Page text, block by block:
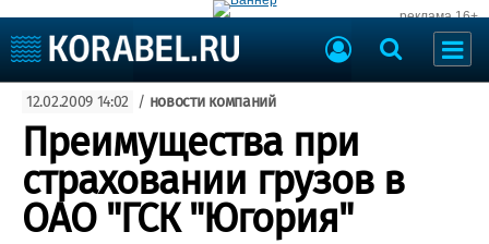
реклама 16+
Судоходство
Судоремонт
События
Пресс-релизы
Порты
Рыболовство
ВМФ
12.02.2009 14:02 / новости компаний
Преимущества при
страховании грузов в
ОАО "ГСК "Югория"